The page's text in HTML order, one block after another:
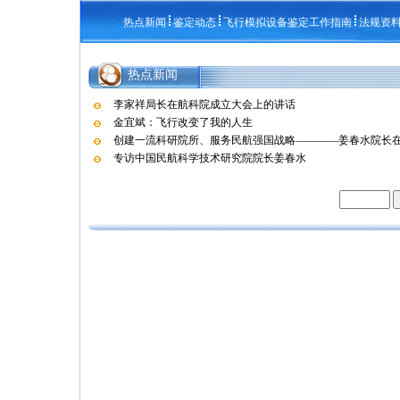
热点新闻 鉴定动态 飞行模拟设备鉴定工作指南 法规资
热点新闻
李家祥局长在航科院成立大会上的讲话
金宜斌：飞行改变了我的人生
创建一流科研院所、服务民航强国战略————姜春水院长
专访中国民航科学技术研究院院长姜春水